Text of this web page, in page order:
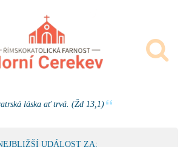
láska ať trvá. (Žd 13,1)
UDÁLOST ZA: